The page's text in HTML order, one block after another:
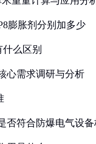
膨胀剂分别加多少
什么区别
心需求调研与分析
否符合防爆电气设